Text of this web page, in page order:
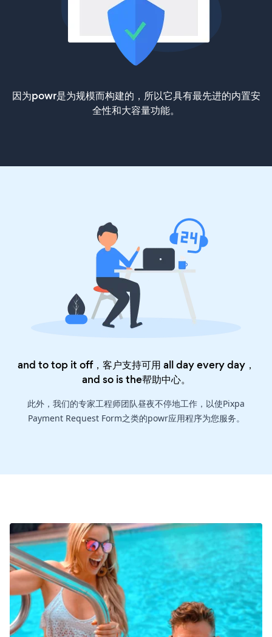
因为powr是为规模而构建的，所以它具有最先进的内置安
全性和大容量功能。
and to top it off，客户支持可用 all day every day，
and so is the帮助中心。
此外，我们的专家工程师团队昼夜不停地工作，以使Pixpa
Payment Request Form之类的powr应用程序为您服务。